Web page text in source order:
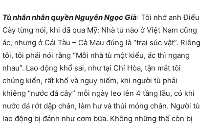
Tù nhân nhân quyền Nguyễn Ngọc Già: Tôi nhớ anh Điếu
Cày từng nói, khi đã qua Mỹ: Nhà tù nào ở Việt Nam cũng
ác, nhưng ở Cái Tàu – Cà Mau đúng là “trại súc vật”. Riêng
tôi, tôi phải nói rằng “Mỗi nhà tù một kiểu, ác thì ngang
nhau”. Lao động khổ sai, như tại Chí Hòa, tận mắt tôi
chứng kiến, rất khổ và nguy hiểm, khi người tù phải
khiêng “nước đá cây” mỗi ngày leo lên 4 tầng lầu, có khi
nước đá rớt dập chân, làm hư và thúi móng chân. Người tù
lao động bị đánh như cơm bữa. Không những thế còn bị